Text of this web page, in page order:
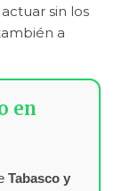
sin los
a
en
Tabasco y